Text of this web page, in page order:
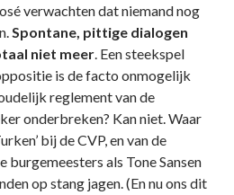
verwachten dat niemand nog
Spontane, pittige dialogen
niet meer. Een steekspel
is de facto onmogelijk
reglement van de
onderbreken? Kan niet. Waar
bij de CVP, en van de
burgemeesters als Tone Sansen
op stang jagen. (En nu ons dit